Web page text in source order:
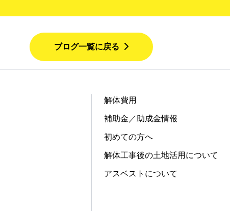
ブログ一覧に戻る
解体費用
補助金／助成金情報
初めての方へ
解体工事後の土地活用について
アスベストについて